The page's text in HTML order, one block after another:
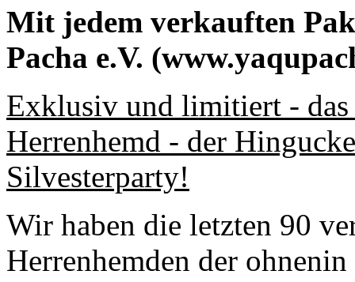
Mit jedem verkauften
Pacha e.V.
Exklusiv und limitiert -
Herrenhemd - der
Silvesterparty!
Wir haben die letzten 90
Herrenhemden der